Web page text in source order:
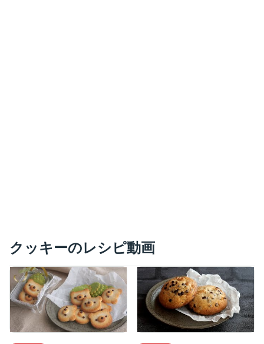
クッキーのレシピ動画